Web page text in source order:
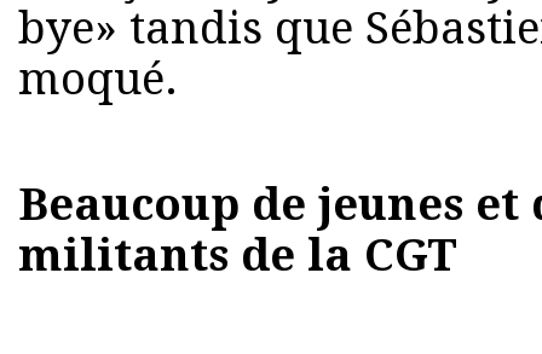
bye» tandis que
moqué.
Beaucoup de jeunes
militants de la CGT